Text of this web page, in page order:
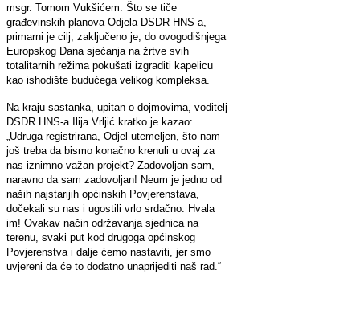
msgr. Tomom Vukšićem. Što se tiče
građevinskih planova Odjela DSDR HNS-a,
primarni je cilj, zaključeno je, do ovogodišnjega
Europskog Dana sjećanja na žrtve svih
totalitarnih režima pokušati izgraditi kapelicu
kao ishodište budućega velikog kompleksa.
Na kraju sastanka, upitan o dojmovima, voditelj
DSDR HNS-a Ilija Vrljić kratko je kazao:
„Udruga registrirana, Odjel utemeljen, što nam
još treba da bismo konačno krenuli u ovaj za
nas iznimno važan projekt? Zadovoljan sam,
naravno da sam zadovoljan! Neum je jedno od
naših najstarijih općinskih Povjerenstava,
dočekali su nas i ugostili vrlo srdačno. Hvala
im! Ovakav način održavanja sjednica na
terenu, svaki put kod drugoga općinskog
Povjerenstva i dalje ćemo nastaviti, jer smo
uvjereni da će to dodatno unaprijediti naš rad.“